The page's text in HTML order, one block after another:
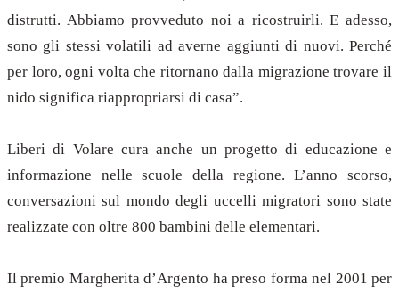
distrutti. Abbiamo provveduto noi a ricostruirli. E adesso,
sono gli stessi volatili ad averne aggiunti di nuovi. Perché
per loro, ogni volta che ritornano dalla migrazione trovare il
nido significa riappropriarsi di casa”.
Liberi di Volare cura anche un progetto di educazione e
informazione nelle scuole della regione. L’anno scorso,
conversazioni sul mondo degli uccelli migratori sono state
realizzate con oltre 800 bambini delle elementari.
Il premio Margherita d’Argento ha preso forma nel 2001 per